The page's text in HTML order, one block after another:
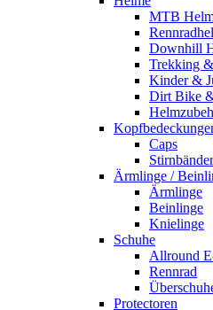
MTB
Downhill
Trekking
Kinder &
Dirt Bike
Caps
Stirnbänder
Ärmlinge /
Ärmlinge
Beinlinge
Knielinge
Schuhe
Allround
Rennrad
Protectoren